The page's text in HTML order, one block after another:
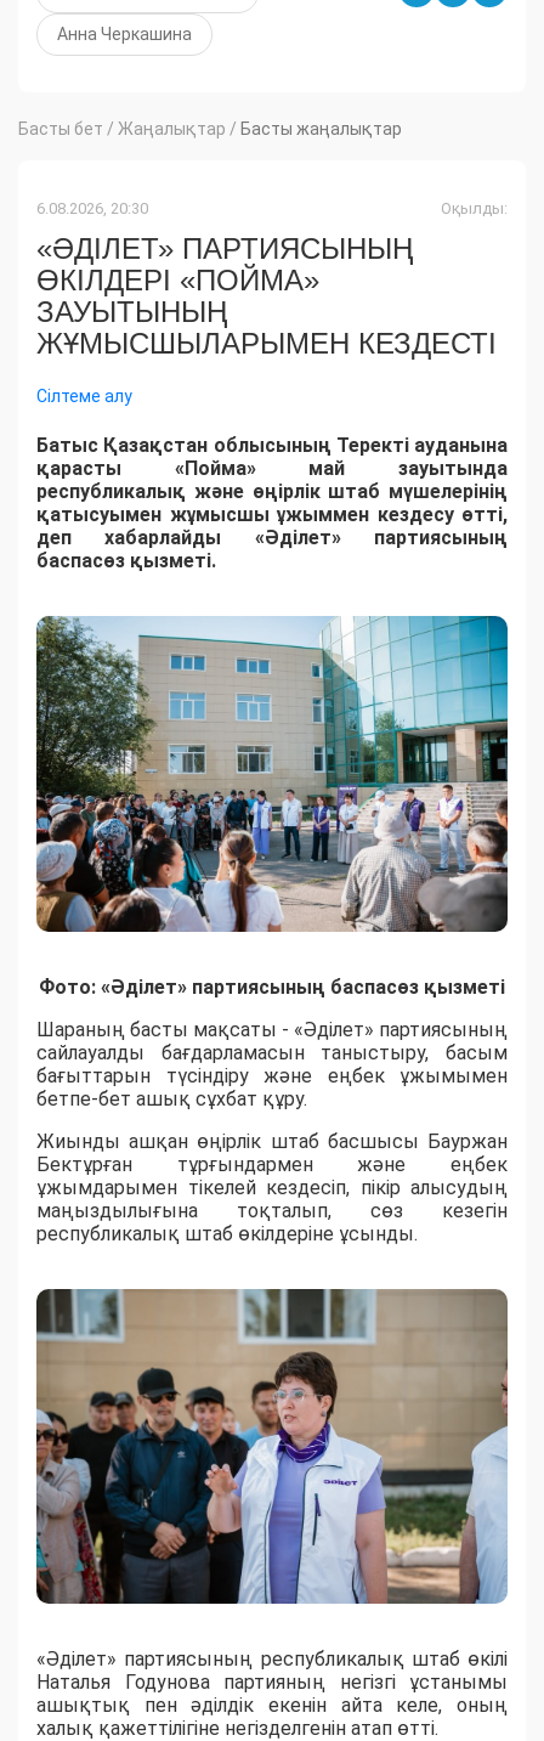
Анна Черкашина
Басты бет / Жаңалықтар / Басты жаңалықтар
6.08.2026, 20:30 Оқылды:
«ӘДІЛЕТ» ПАРТИЯСЫНЫҢ
ӨКІЛДЕРІ «ПОЙМА»
ЗАУЫТЫНЫҢ
ЖҰМЫСШЫЛАРЫМЕН КЕЗДЕСТІ
Сілтеме алу
Батыс Қазақстан облысының Теректі ауданына
қарасты «Пойма» май зауытында
республикалық және өңірлік штаб мүшелерінің
қатысуымен жұмысшы ұжыммен кездесу өтті,
деп хабарлайды «Әділет» партиясының
баспасөз қызметі.
Фото: «Әділет» партиясының баспасөз қызметі
Шараның басты мақсаты - «Әділет» партиясының
сайлауалды бағдарламасын таныстыру, басым
бағыттарын түсіндіру және еңбек ұжымымен
бетпе-бет ашық сұхбат құру.
Жиынды ашқан өңірлік штаб басшысы Бауржан
Бектұрған тұрғындармен және еңбек
ұжымдарымен тікелей кездесіп, пікір алысудың
маңыздылығына тоқталып, сөз кезегін
республикалық штаб өкілдеріне ұсынды.
«Әділет» партиясының республикалық штаб өкілі
Наталья Годунова партияның негізгі ұстанымы
ашықтық пен әділдік екенін айта келе, оның
халық қажеттілігіне негізделгенін атап өтті.